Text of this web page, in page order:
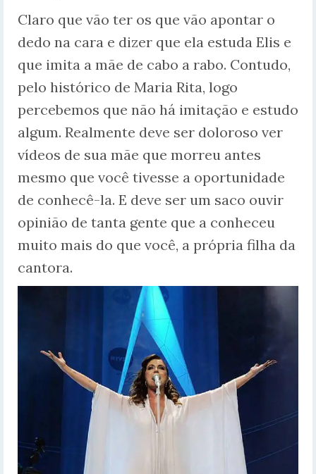
Claro que vão ter os que vão apontar o
dedo na cara e dizer que ela estuda Elis e
que imita a mãe de cabo a rabo. Contudo,
pelo histórico de Maria Rita, logo
percebemos que não há imitação e estudo
algum. Realmente deve ser doloroso ver
vídeos de sua mãe que morreu antes
mesmo que você tivesse a oportunidade
de conhecê-la. E deve ser um saco ouvir
opinião de tanta gente que a conheceu
muito mais do que você, a própria filha da
cantora.